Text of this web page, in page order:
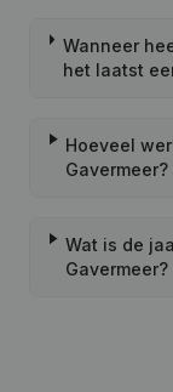
Wanneer
het laatst
Hoeveel
Gavermeer?
Wat is de
Gavermeer?